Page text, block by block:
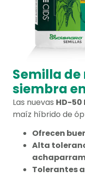
Semilla
siembra
Las nuevas HD-50
maíz híbrido de
Ofrecen
Alta
Tolerantes